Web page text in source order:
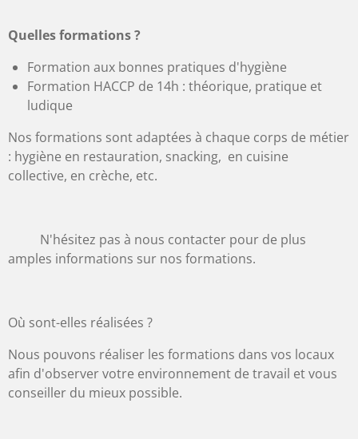
Quelles formations ?
Formation aux bonnes pratiques d'hygiène
Formation HACCP de 14h : théorique, pratique et
ludique
Nos formations sont adaptées à chaque corps de métier
: hygiène en restauration, snacking, en cuisine
collective, en crèche, etc.
N'hésitez pas à nous contacter pour de plus
amples informations sur nos formations.
Où sont-elles réalisées ?
Nous pouvons réaliser les formations dans vos locaux
afin d'observer votre environnement de travail et vous
conseiller du mieux possible.